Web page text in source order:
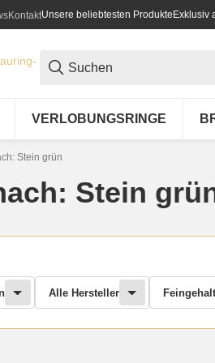
KontaktUnsere beliebtesten Produkte Exklusiv
VERLOBUNGSRINGE
Stein grün
Stein
Alle Hersteller Feingehalt